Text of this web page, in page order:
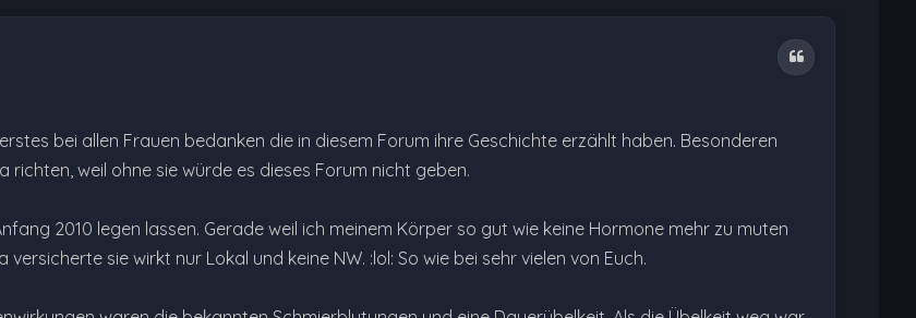
Zitat
bei allen Frauen bedanken die in diesem Forum ihre Geschichte erzählt haben. Besonderen
richten, weil ohne sie würde es dieses Forum nicht geben.
2010 legen lassen. Gerade weil ich meinem Körper so gut wie keine Hormone mehr zu muten
versicherte sie wirkt nur Lokal und keine NW. :lol: So wie bei sehr vielen von Euch.